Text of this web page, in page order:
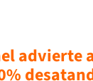
advierte